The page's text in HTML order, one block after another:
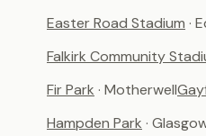
Easter Road Stadium ·
Falkirk Community
Fir Park · Motherwell
Hampden Park ·